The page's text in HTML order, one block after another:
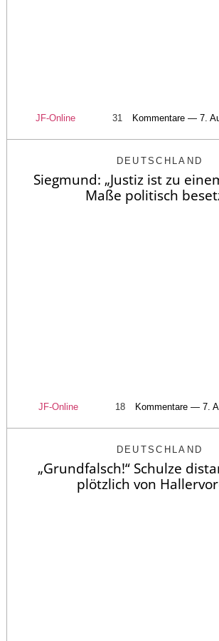
JF-Online 31 Kommentare — 7.
DEUTSCHLAND
Siegmund: „Justiz ist zu
Maße politisch
JF-Online 18 Kommentare — 7.
DEUTSCHLAND
„Grundfalsch!“ Schulze
plötzlich von